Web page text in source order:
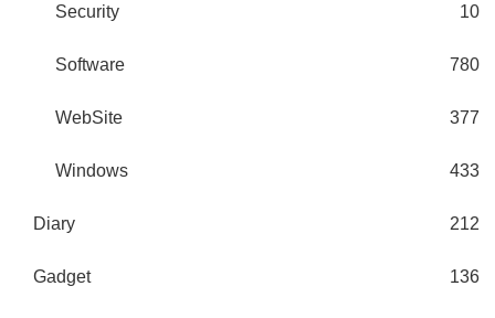
Security 10
Software 780
WebSite 377
Windows 433
Diary 212
Gadget 136